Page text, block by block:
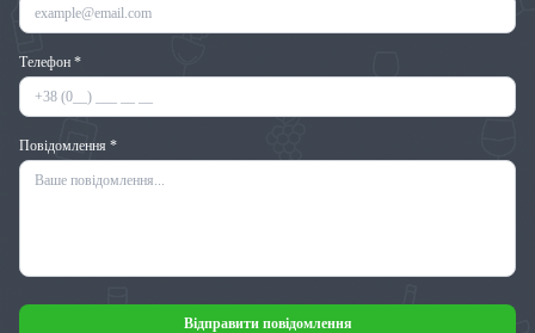
Телефон *
Повідомлення *
Відправити повідомлення